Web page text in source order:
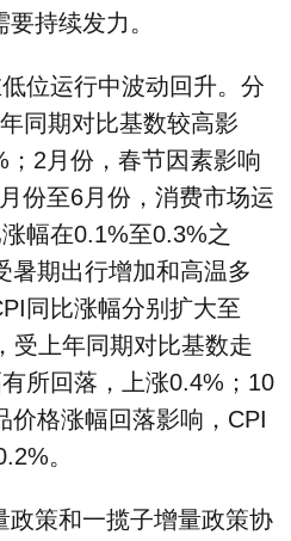
持续发力。
运行中波动回升。分
同期对比基数较高影
2月份，春节因素影响
份至6月份，消费市场运
幅在0.1%至0.3%之
暑期出行增加和高温多
同比涨幅分别扩大至
受上年同期对比基数走
所回落，上涨0.4%；10
价格涨幅回落影响，CPI
。
策和一揽子增量政策协